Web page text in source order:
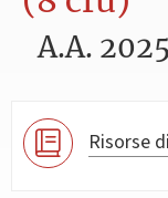
A.A.
Risorse